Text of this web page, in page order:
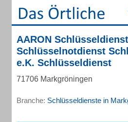
AARON
Schlüsselnotdienst
e.K. Schlüsseldienst
71706 Markgröningen
Branche: Schlüsseldienste in